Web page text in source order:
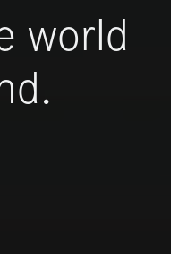
world